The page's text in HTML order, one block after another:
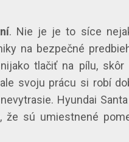
. Nie je je to síce
na bezpečné
tlačiť na pílu, skôr
svoju prácu si robí
Hyundai
sú umiestnené